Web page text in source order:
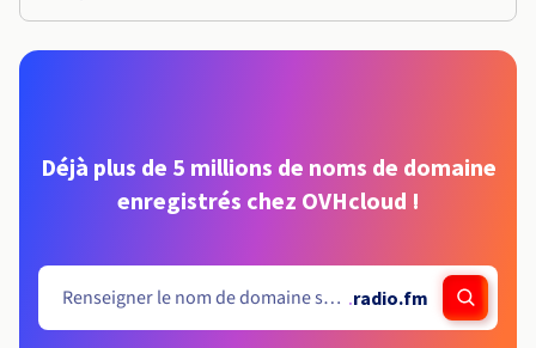
Déjà plus de 5 millions de noms de domaine
enregistrés chez OVHcloud !
.radio.fm